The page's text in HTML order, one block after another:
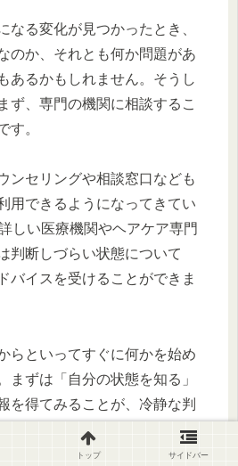
なる変化が見つかったとき、
のか、それとも何か問題があ
あるかもしれません。そうし
ず、専門の機関に相談するこ
す。
ンセリングや相談窓口なども
用できるようになってきてい
しい医療機関やヘアケア専門
判断しづらい状態について
バイスを受けることができま
らといってすぐに何かを始め
まずは「自分の状態を知る」
を得てみることが、冷静な判
トップ サイドバー